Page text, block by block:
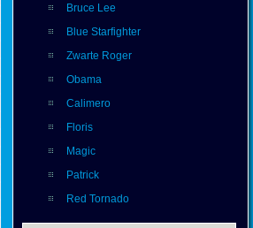
Bruce Lee
Blue Starfighter
Zwarte Roger
Obama
Calimero
Floris
Magic
Patrick
Red Tornado